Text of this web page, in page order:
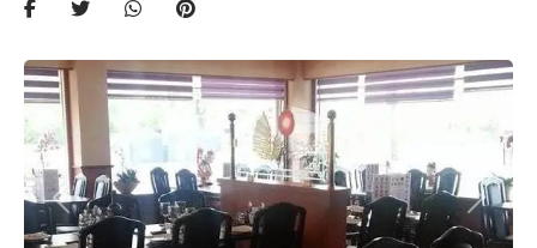
Previous Next